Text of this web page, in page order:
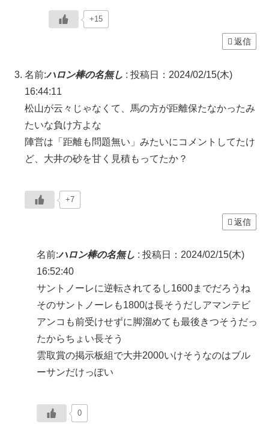
+15
返信
名前:ハロン棒の名無し : 投稿日：2024/02/15(木)
16:44:11
松山が云々じゃなくて、馬の方が距離保たなかったみ
たいな負け方よな
陣営は「距離も問題無い」みたいにコメントしてたけ
ど、大井の砂を甘く見積もってたか？
+7
返信
名前:ハロン棒の名無し : 投稿日：2024/02/15(木)
16:52:40
サントノーレに逆転されてるし1600までだろうね
そのサントノーレも1800は長そうだしアマンテビ
アンコも前受けせずに脚溜めても最後きつそうだっ
たからちょい長そう
雲取賞の掲示板組で大井2000いけそうなのはブル
ーサンだけっぽい
0